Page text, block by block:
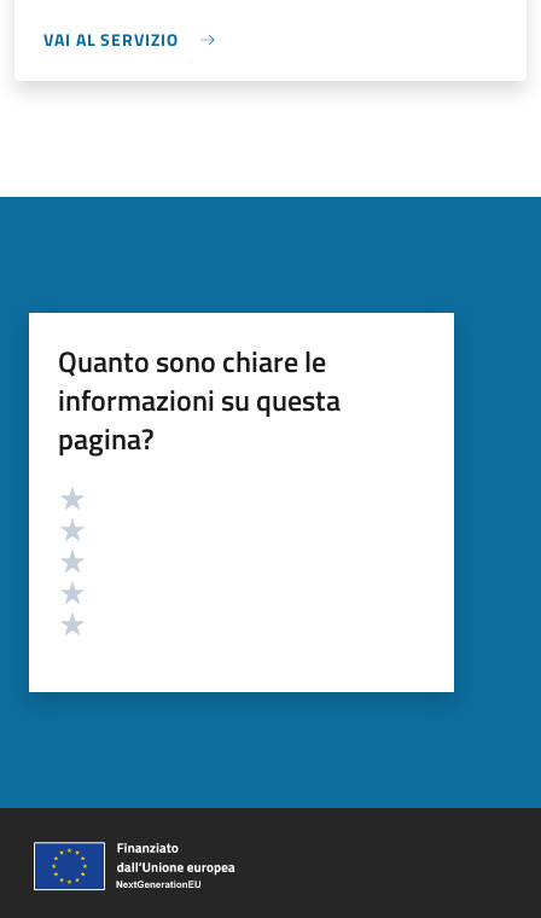
VAI AL SERVIZIO
Quanto sono chiare le
informazioni su questa
pagina?
Valutazione